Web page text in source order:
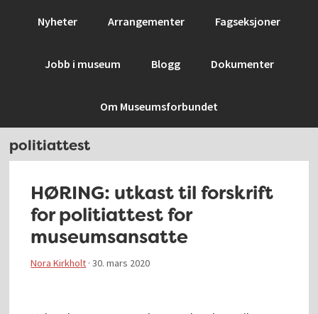
Nyheter Arrangementer Fagseksjoner
Jobb i museum Blogg Dokumenter
Om Museumsforbundet
politiattest
HØRING: utkast til forskrift
for politiattest for
museumsansatte
Nora Kirkholt ·30. mars 2020